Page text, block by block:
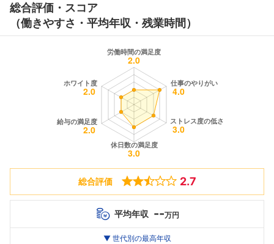
総合評価・スコア
（働きやすさ・平均年収・残業時間）
総合評価 2.7
平均年収 --万円
20代
30代
▼ 世代別の最高年収